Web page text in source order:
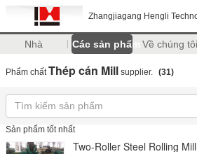
Zhangjiagang Hengli
Nhà Các sản phẩm Về chúng tôi
Phẩm chấtThép cán Mill supplier. (31)
Sản phẩm tốt nhất
Two-Roller Steel Rolling